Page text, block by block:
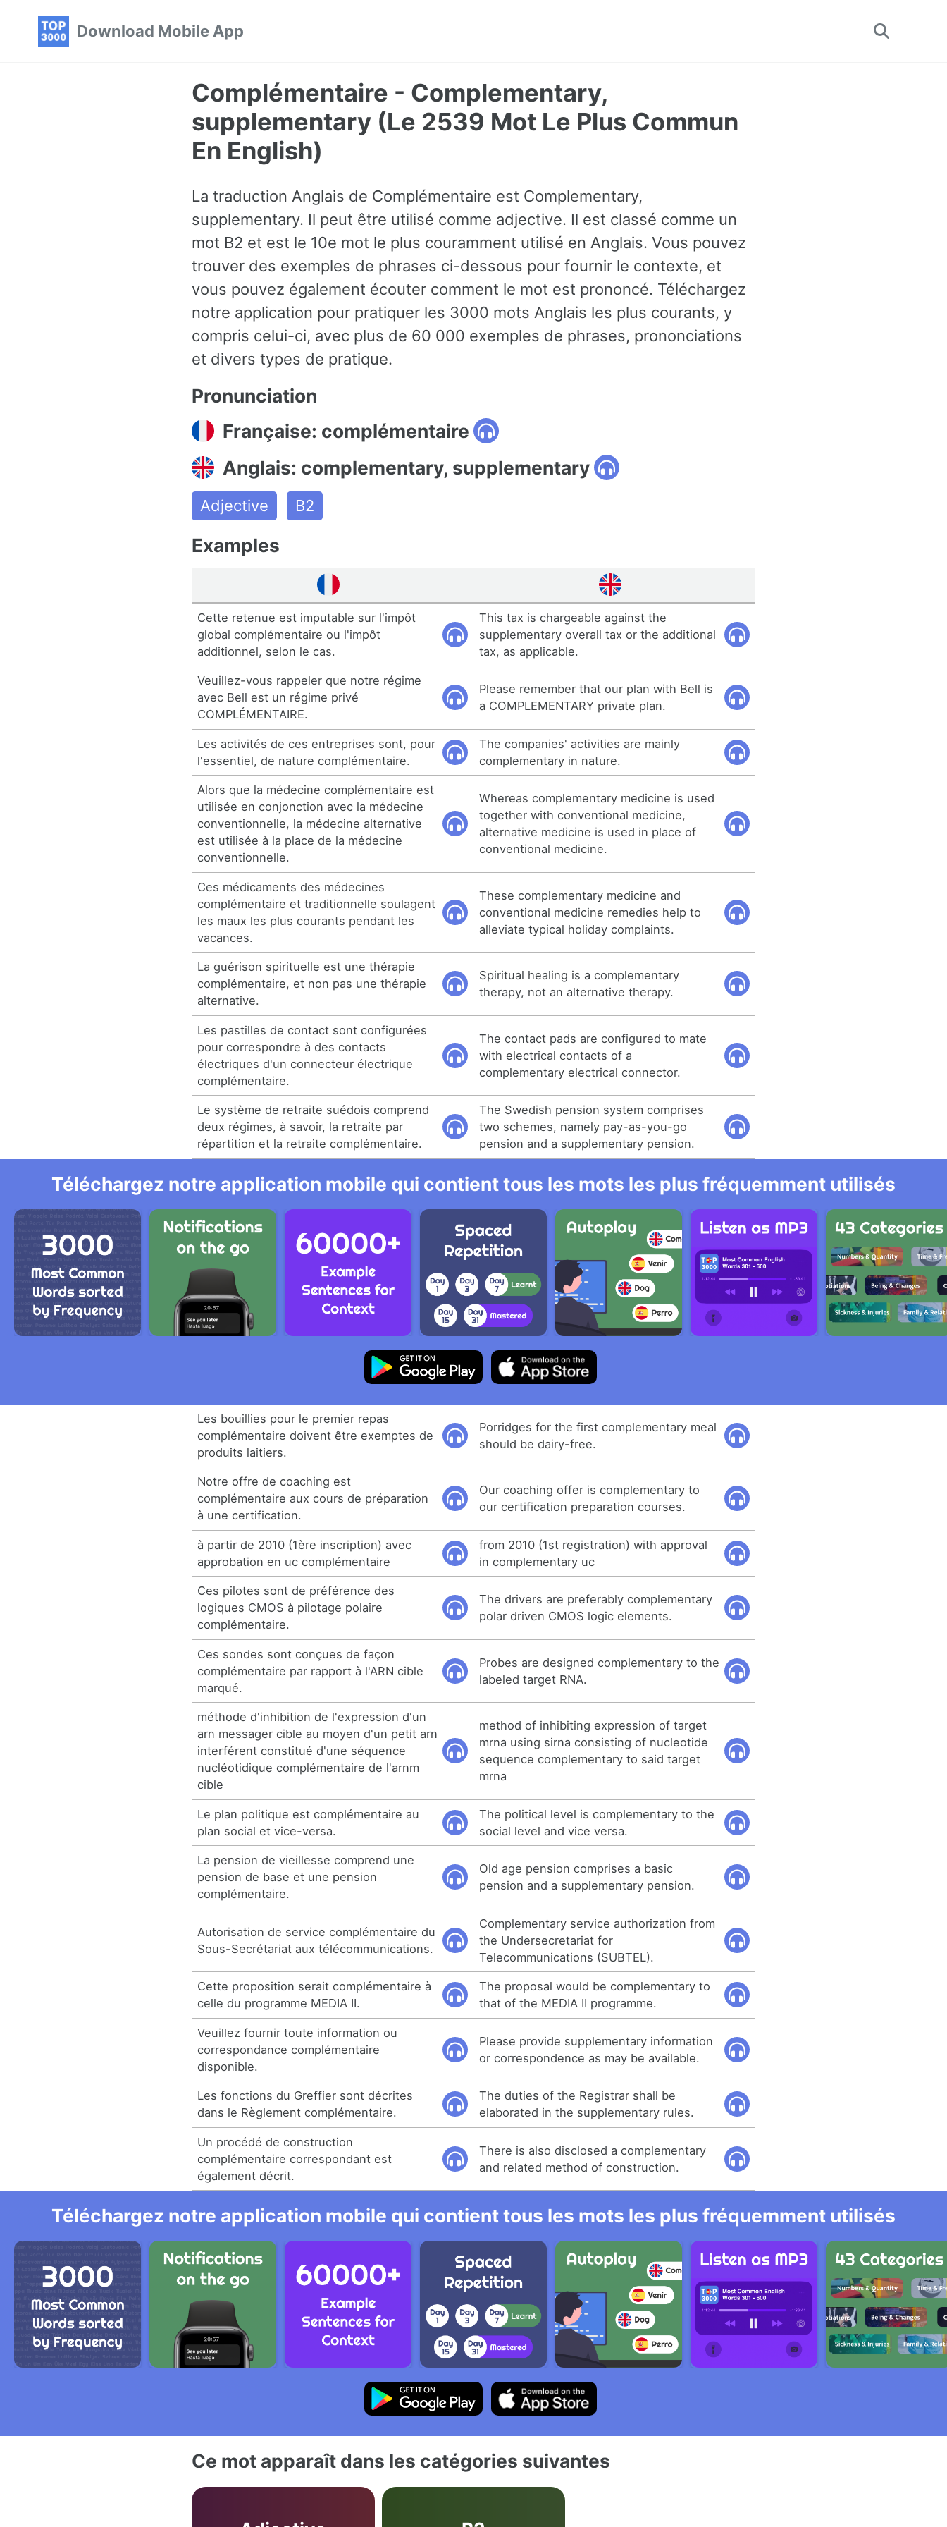
Download Mobile App
Toggle
Complémentaire - Complementary,
supplementary (Le 2539 Mot Le Plus Commun
En English)
La traduction Anglais de Complémentaire est Complementary,
supplementary. Il peut être utilisé comme adjective. Il est classé comme un
mot B2 et est le 10e mot le plus couramment utilisé en Anglais. Vous pouvez
trouver des exemples de phrases ci-dessous pour fournir le contexte, et
vous pouvez également écouter comment le mot est prononcé. Téléchargez
notre application pour pratiquer les 3000 mots Anglais les plus courants, y
compris celui-ci, avec plus de 60 000 exemples de phrases, prononciations
et divers types de pratique.
Pronunciation
Française: complémentaire
Anglais: complementary, supplementary
Adjective B2
Examples
Cette retenue est imputable sur l'impôt
global complémentaire ou l'impôt
additionnel, selon le cas.
This tax is chargeable against the
supplementary overall tax or the additional
tax, as applicable.
Veuillez-vous rappeler que notre régime
avec Bell est un régime privé
COMPLÉMENTAIRE.
Please remember that our plan with Bell is
a COMPLEMENTARY private plan.
Les activités de ces entreprises sont, pour
l'essentiel, de nature complémentaire.
The companies' activities are mainly
complementary in nature.
Alors que la médecine complémentaire est
utilisée en conjonction avec la médecine
conventionnelle, la médecine alternative
est utilisée à la place de la médecine
conventionnelle.
Whereas complementary medicine is used
together with conventional medicine,
alternative medicine is used in place of
conventional medicine.
Ces médicaments des médecines
complémentaire et traditionnelle soulagent
les maux les plus courants pendant les
vacances.
These complementary medicine and
conventional medicine remedies help to
alleviate typical holiday complaints.
La guérison spirituelle est une thérapie
complémentaire, et non pas une thérapie
alternative.
Spiritual healing is a complementary
therapy, not an alternative therapy.
Les pastilles de contact sont configurées
pour correspondre à des contacts
électriques d'un connecteur électrique
complémentaire.
The contact pads are configured to mate
with electrical contacts of a
complementary electrical connector.
Le système de retraite suédois comprend
deux régimes, à savoir, la retraite par
répartition et la retraite complémentaire.
The Swedish pension system comprises
two schemes, namely pay-as-you-go
pension and a supplementary pension.
Téléchargez notre application mobile qui contient tous les mots les plus fréquemment utilisés
Les bouillies pour le premier repas
complémentaire doivent être exemptes de
produits laitiers.
Porridges for the first complementary meal
should be dairy-free.
Notre offre de coaching est
complémentaire aux cours de préparation
à une certification.
Our coaching offer is complementary to
our certification preparation courses.
à partir de 2010 (1ère inscription) avec
approbation en uc complémentaire
from 2010 (1st registration) with approval
in complementary uc
Ces pilotes sont de préférence des
logiques CMOS à pilotage polaire
complémentaire.
The drivers are preferably complementary
polar driven CMOS logic elements.
Ces sondes sont conçues de façon
complémentaire par rapport à l'ARN cible
marqué.
Probes are designed complementary to the
labeled target RNA.
méthode d'inhibition de l'expression d'un
arn messager cible au moyen d'un petit arn
interférent constitué d'une séquence
nucléotidique complémentaire de l'arnm
cible
method of inhibiting expression of target
mrna using sirna consisting of nucleotide
sequence complementary to said target
mrna
Le plan politique est complémentaire au
plan social et vice-versa.
The political level is complementary to the
social level and vice versa.
La pension de vieillesse comprend une
pension de base et une pension
complémentaire.
Old age pension comprises a basic
pension and a supplementary pension.
Autorisation de service complémentaire du
Sous-Secrétariat aux télécommunications.
Complementary service authorization from
the Undersecretariat for
Telecommunications (SUBTEL).
Cette proposition serait complémentaire à
celle du programme MEDIA II.
The proposal would be complementary to
that of the MEDIA II programme.
Veuillez fournir toute information ou
correspondance complémentaire
disponible.
Please provide supplementary information
or correspondence as may be available.
Les fonctions du Greffier sont décrites
dans le Règlement complémentaire.
The duties of the Registrar shall be
elaborated in the supplementary rules.
Un procédé de construction
complémentaire correspondant est
également décrit.
There is also disclosed a complementary
and related method of construction.
Téléchargez notre application mobile qui contient tous les mots les plus fréquemment utilisés
Ce mot apparaît dans les catégories suivantes